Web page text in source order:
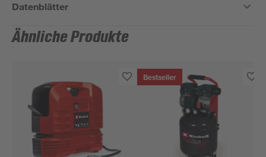
Datenblätter
Ähnliche Produkte
Bestseller